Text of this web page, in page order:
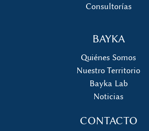
Consultorías
BAYKA
Quiénes Somos
Nuestro Territorio
Bayka Lab
Noticias
CONTACTO